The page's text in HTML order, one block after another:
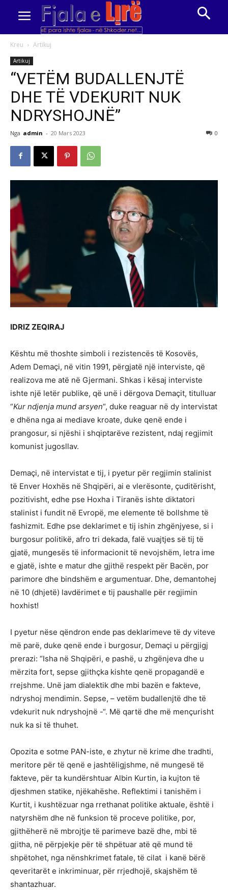
Kreu Artikuj
Artikuj
“VETËM BUDALLENJTË
DHE TË VDEKURIT NUK
NDRYSHOJNË”
Nga admin - 20 Mars 2023 0
IDRIZ ZEQIRAJ
Kështu më thoshte simboli i rezistencës të Kosovës,
Adem Demaçi, në vitin 1991, përgjatë një interviste, që
realizova me atë në Gjermani. Shkas i kësaj interviste
ishte një letër publike, që unë i dërgova Demaçit, titulluar
“Kur ndjenja mund arsyen“, duke reaguar në dy intervistat
e dhëna nga ai mediave kroate, duke qenë ende i
prangosur, si njëshi i shqiptarëve rezistent, ndaj regjimit
komunist jugosllav.
Demaçi, në intervistat e tij, i pyetur për regjimin stalinist
të Enver Hoxhës në Shqipëri, ai e vlerësonte, çuditërisht,
pozitivisht, edhe pse Hoxha i Tiranës ishte diktatori
stalinist i fundit në Evropë, me elemente të bollshme të
fashizmit. Edhe pse deklarimet e tij ishin zhgënjyese, si i
burgosur politikë, afro tri dekada, falë vuajtjes së tij të
gjatë, mungesës të informacionit të nevojshëm, letra ime
e gjatë, ishte e matur dhe gjithë respekt për Bacën, por
parimore dhe bindshëm e argumentuar. Dhe, demantohej
në 10 (dhjetë) lavdërimet e tij paushalle për regjimin
hoxhist!
I pyetur nëse qëndron ende pas deklarimeve të dy viteve
më parë, duke qenë ende i burgosur, Demaçi u përgjigj
prerazi: “Isha në Shqipëri, e pashë, u zhgënjeva dhe u
mërzita fort, sepse gjithçka kishte qenë propagandë e
rrejshme. Unë jam dialektik dhe mbi bazën e fakteve,
ndryshoj mendimin. Sepse, – vetëm budallenjtë dhe të
vdekurit nuk ndryshojnë -“. Më qartë dhe më mençurisht
nuk ka si të thuhet.
Opozita e sotme PAN-iste, e zhytur në krime dhe tradhti,
meritore për të qenë e jashtëligjshme, në mungesë të
fakteve, për ta kundërshtuar Albin Kurtin, ia kujton të
djeshmen statike, njëkahëshe. Reflektimi i tanishëm i
Kurtit, i kushtëzuar nga rrethanat politike aktuale, është i
natyrshëm dhe në funksion të proceve politike, por,
gjithëherë në mbrojtje të parimeve bazë dhe, mbi të
gjitha, në përpjekje për të shpëtuar atë që mund të
shpëtohet, nga nënshkrimet fatale, të cilat i kanë bërë
qeveritarët e inkriminuar, për rrjedhojë, skajshëm të
shantazhuar.